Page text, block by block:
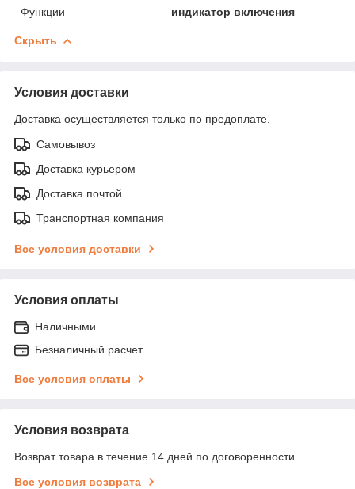
Функции
индикатор включения
Скрыть
Условия доставки
Доставка осуществляется только по предоплате.
Самовывоз
Доставка курьером
Доставка почтой
Транспортная компания
Все условия доставки
Условия оплаты
Наличными
Безналичный расчет
Все условия оплаты
Условия возврата
Возврат товара в течение 14 дней по договоренности
Все условия возврата